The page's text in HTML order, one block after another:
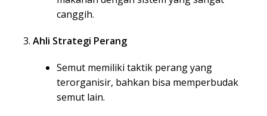
canggih.
Ahli Strategi Perang
Semut memiliki taktik perang yang
terorganisir, bahkan bisa memperbudak
semut lain.